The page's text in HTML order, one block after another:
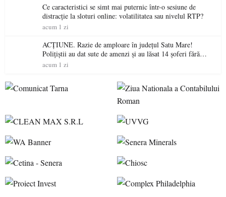
Ce caracteristici se simt mai puternic într-o sesiune de
distracție la sloturi online: volatilitatea sau nivelul RTP?
acum 1 zi
ACȚIUNE. Razie de amploare în județul Satu Mare!
Polițiștii au dat sute de amenzi și au lăsat 14 șoferi fără
permis într-o singură zi
acum 1 zi